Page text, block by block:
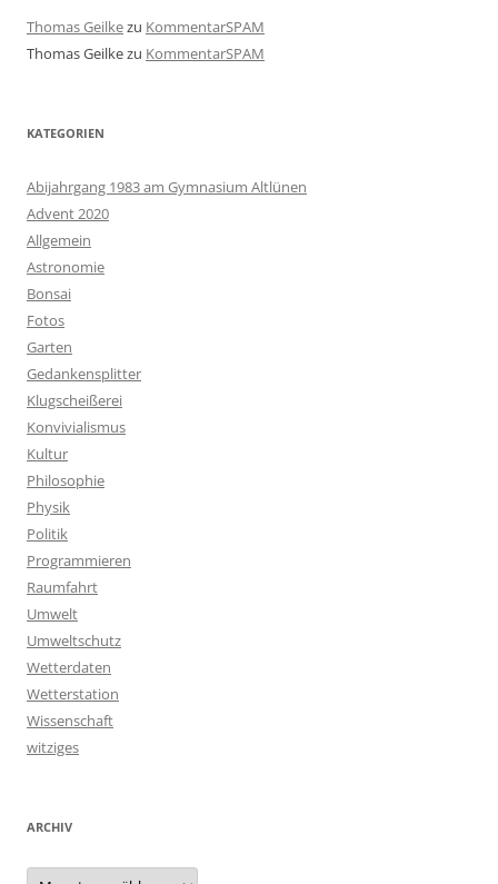
Thomas Geilkezu KommentarSPAM
Thomas Geilkezu KommentarSPAM
KATEGORIEN
Abijahrgang 1983 am Gymnasium Altlünen
Advent 2020
Allgemein
Astronomie
Bonsai
Fotos
Garten
Gedankensplitter
Klugscheißerei
Konvivialismus
Kultur
Philosophie
Physik
Politik
Programmieren
Raumfahrt
Umwelt
Umweltschutz
Wetterdaten
Wetterstation
Wissenschaft
witziges
ARCHIV
Archiv